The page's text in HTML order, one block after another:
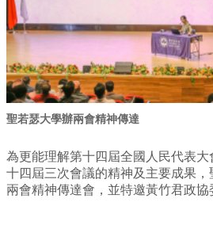
聖若瑟大學辦兩會精神傳達
為更能理解第十四屆全國人民代表
十四屆三次會議的精神及主要成果
兩會精神傳達會，並特邀黃竹君政協